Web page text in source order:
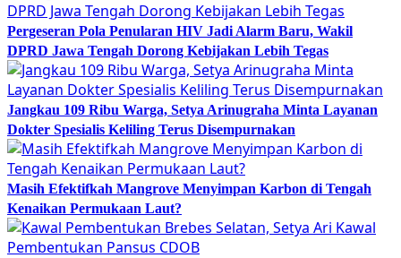
Pergeseran Pola Penularan HIV Jadi Alarm Baru, Wakil
DPRD Jawa Tengah Dorong Kebijakan Lebih Tegas
Jangkau 109 Ribu Warga, Setya Arinugraha Minta Layanan
Dokter Spesialis Keliling Terus Disempurnakan
Masih Efektifkah Mangrove Menyimpan Karbon di Tengah
Kenaikan Permukaan Laut?